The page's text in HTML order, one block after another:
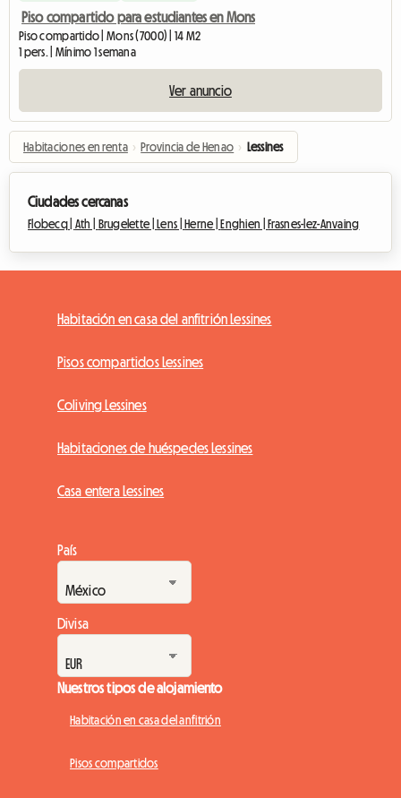
Piso compartido para estudiantes en Mons
Piso compartido | Mons (7000) | 14 M2
1 pers. | Mínimo 1 semana
Ver anuncio
Habitaciones en renta › Provincia de Henao › Lessines
Ciudades cercanas
Flobecq | Ath | Brugelette |Lens |Herne |Enghien |Frasnes-lez-Anvaing
Habitación en casa del anfitrión Lessines
Pisos compartidos Lessines
Coliving Lessines
Habitaciones de huéspedes Lessines
Casa entera Lessines
País
Divisa
Nuestros tipos de alojamiento
Habitación en casa del anfitrión
Pisos compartidos